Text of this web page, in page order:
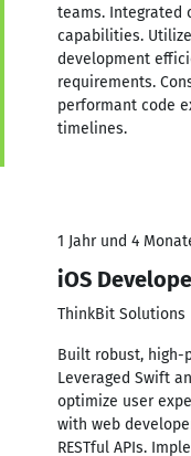
teams. Integrated
capabilities.
development
requirements.
performant code
timelines.
1 Jahr und 4
iOS
ThinkBit Solutions
Built robust, high-
Leveraged Swift
optimize user
with web
RESTful APIs.